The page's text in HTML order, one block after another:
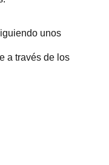
unos
a través de los